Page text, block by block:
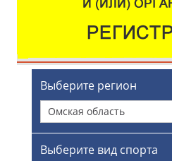
Выберите регион
Омская область
Выберите вид спорта